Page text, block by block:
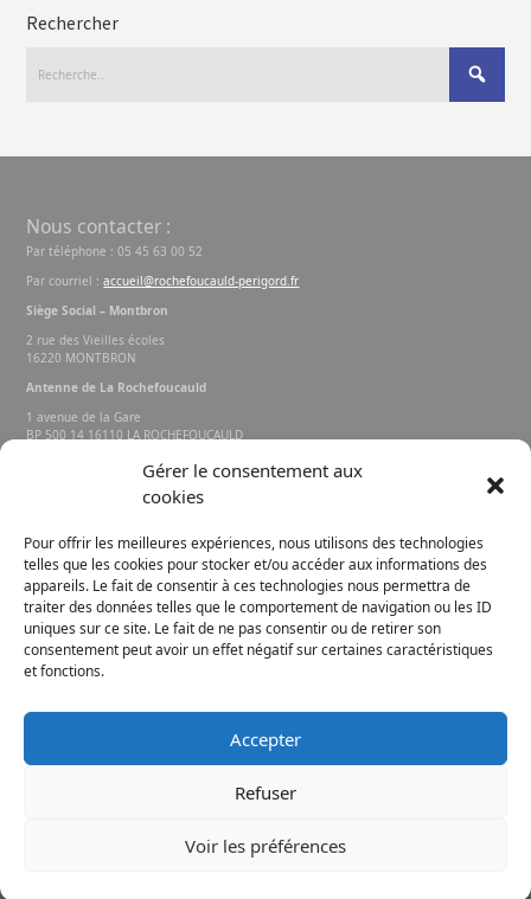
Gérer le consentement aux
cookies
Pour offrir les meilleures expériences, nous utilisons des technologies
telles que les cookies pour stocker et/ou accéder aux informations des
appareils. Le fait de consentir à ces technologies nous permettra de
traiter des données telles que le comportement de navigation ou les ID
uniques sur ce site. Le fait de ne pas consentir ou de retirer son
consentement peut avoir un effet négatif sur certaines caractéristiques
et fonctions.
Accepter
Refuser
Voir les préférences
Rechercher
Nous contacter :
Par téléphone : 05 45 63 00 52
Par courriel :accueil@rochefoucauld-perigord.fr
Siège Social – Montbron
2 rue des Vieilles écoles
16220 MONTBRON
Antenne de La Rochefoucauld
1 avenue de la Gare
BP 500 14 16110 LA ROCHEFOUCAULD
© 2019 La Rochefoucauld Porte du Périgord.